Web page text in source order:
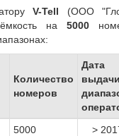
V-Tell (ООО
ёмкость на5000
Количество
номеров
Дата
5000 >